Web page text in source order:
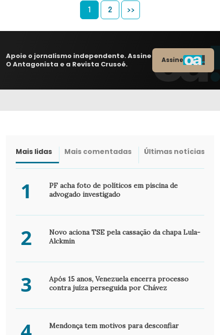
1 2 >>
Apoie o jornalismo independente. Assine
O Antagonista e a Revista Crusoé.
Assine
Mais lidas Mais comentadas Últimas notícias
1
PF acha foto de políticos em piscina de
advogado investigado
2
Novo aciona TSE pela cassação da chapa Lula-
Alckmin
3
Após 15 anos, Venezuela encerra processo
contra juíza perseguida por Chávez
Mendonça tem motivos para desconfiar